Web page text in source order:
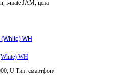
i-mate JAM, цена
WH
U Тип: смартфон/